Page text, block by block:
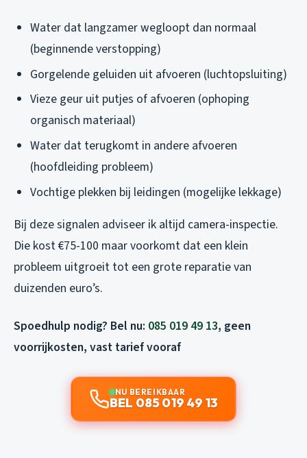
Water dat langzamer wegloopt dan normaal
(beginnende verstopping)
Gorgelende geluiden uit afvoeren (luchtopsluiting)
Vieze geur uit putjes of afvoeren (ophoping
organisch materiaal)
Water dat terugkomt in andere afvoeren
(hoofdleiding probleem)
Vochtige plekken bij leidingen (mogelijke lekkage)
Bij deze signalen adviseer ik altijd camera-inspectie.
Die kost €75-100 maar voorkomt dat een klein
probleem uitgroeit tot een grote reparatie van
duizenden euro’s.
Spoedhulp nodig? Bel nu: 085 019 49 13, geen
voorrijkosten, vast tarief vooraf
NU BEREIKBAAR
BEL 085 019 49 13